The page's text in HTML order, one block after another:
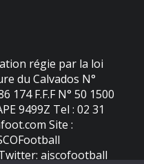
régie par la loi
du Calvados N°
174 F.F.F N° 50 1500
9499Z Tel : 02 31
Site :
ajscofootball